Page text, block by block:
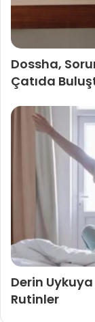
Dossha,
Çatıda
Derin
Rutinler